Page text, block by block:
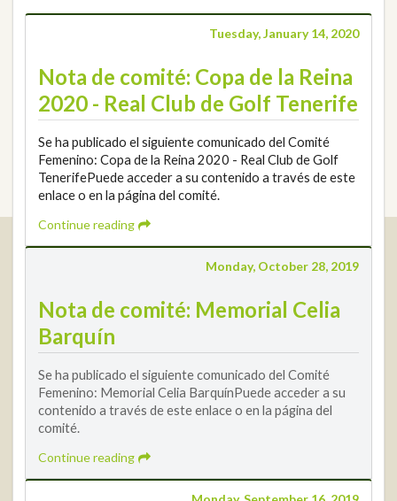
Tuesday, January 14, 2020
Nota de comité: Copa de la Reina
2020 - Real Club de Golf Tenerife
Se ha publicado el siguiente comunicado del Comité
Femenino: Copa de la Reina 2020 - Real Club de Golf
TenerifePuede acceder a su contenido a través de este
enlace o en la página del comité.
Continue reading
Monday, October 28, 2019
Nota de comité: Memorial Celia
Barquín
Se ha publicado el siguiente comunicado del Comité
Femenino: Memorial Celia BarquínPuede acceder a su
contenido a través de este enlace o en la página del
comité.
Continue reading
Real Federación Andaluza de Golf
Calle Enlace, 9. 29016 Málaga, España
+34 952 225 590
info@rfga.org